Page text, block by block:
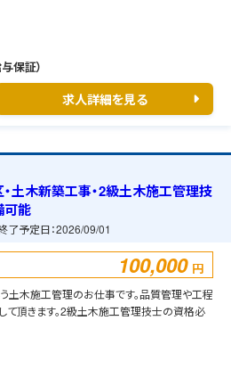
保証）
求人詳細を見る
土木新築工事・2級土木施工管理技
可能
了予定日：2026/09/01
100,000 円
土木施工管理のお仕事です。品質管理や工程
頂きます。2級土木施工管理技士の資格必